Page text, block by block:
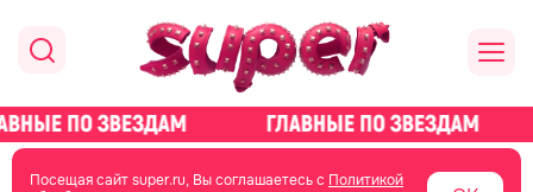
Посещая сайт super.ru, Вы соглашаетесь с Политикой
главная новости о звездах новости